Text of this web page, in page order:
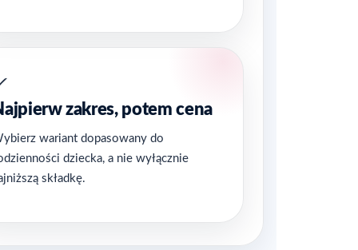
zakres, potem cena
wariant dopasowany do
dziecka, a nie wyłącznie
składkę.